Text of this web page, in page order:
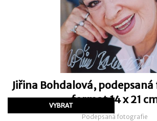
Jiřina Bohdalová,
format 14 x 21
Podepsaná fotografie